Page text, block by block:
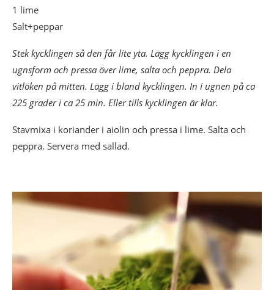
1 lime
Salt+peppar
Stek kycklingen så den får lite yta. Lägg kycklingen i en
ugnsform och pressa över lime, salta och peppra. Dela
vitlöken på mitten. Lägg i bland kycklingen. In i ugnen på ca
225 grader i ca 25 min. Eller tills kycklingen är klar.
Stavmixa i koriander i aiolin och pressa i lime. Salta och
peppra. Servera med sallad.